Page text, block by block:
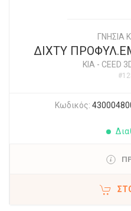
ΓΝΗΣΙΑ
ΔΙΧΤΥ
KIA - CEED
Κωδικός: